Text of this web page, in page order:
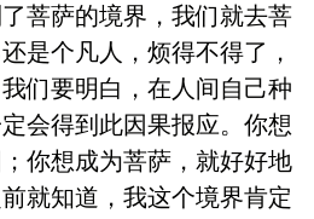
菩萨的境界，我们就去菩
是个凡人，烦得不得了，
们要明白，在人间自己种
会得到此因果报应。你想
你想成为菩萨，就好好地
就知道，我这个境界肯定